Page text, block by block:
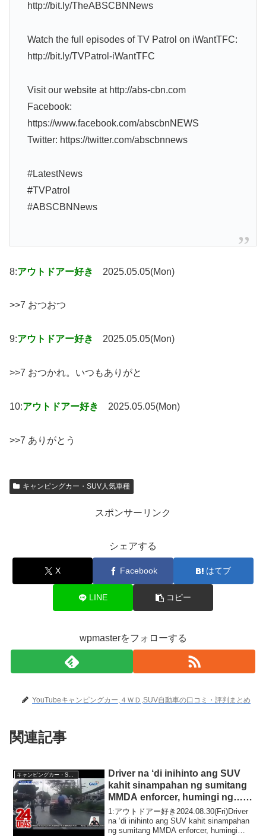
http://bit.ly/TheABSCBNNews
Watch the full episodes of TV Patrol on iWantTFC:
http://bit.ly/TVPatrol-iWantTFC
Visit our website at http://abs-cbn.com
Facebook:
https://www.facebook.com/abscbnNEWS
Twitter: https://twitter.com/abscbnnews
#LatestNews
#TVPatrol
#ABSCBNNews
8:アウトドアー好き 2025.05.05(Mon)
>>7 おつおつ
9:アウトドアー好き 2025.05.05(Mon)
>>7 おつかれ。いつもありがと
10:アウトドアー好き 2025.05.05(Mon)
>>7 ありがとう
キャンピングカー・SUV人気車種
スポンサーリンク
シェアする
X Facebook はてブ
LINE コピー
wpmasterをフォローする
YouTubeキャンピングカー,４ＷＤ,SUV自動車の口コミ・評判まとめ
関連記事
キャンピングカー・SUV人気車種
Driver na ‘di inihinto ang SUV
kahit sinampahan ng sumitang
MMDA enforcer, humingi ng… |
24 Oras
1:アウトドアー好き2024.08.30(Fri)Driver
na ‘di inihinto ang SUV kahit sinampahan
ng sumitang MMDA enforcer, humingi